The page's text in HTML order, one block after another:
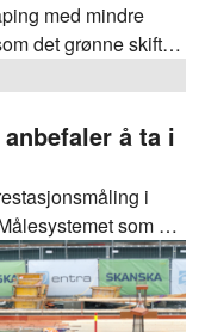
med mindre
det grønne skiftet
byggenæringen, for
å ta i
i
som er